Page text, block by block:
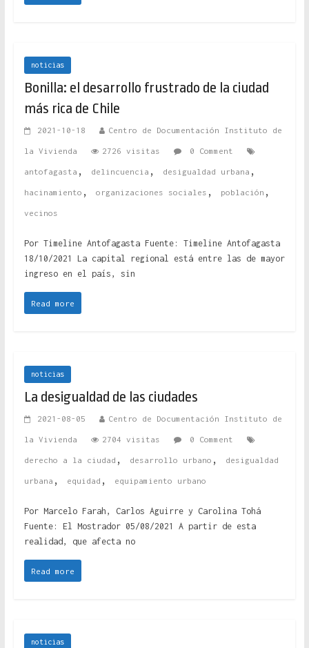
noticias
Bonilla: el desarrollo frustrado de la ciudad
más rica de Chile
2021-10-18 Centro de Documentación Instituto de
la Vivienda 2726 visitas 0 Comment
antofagasta , delincuencia , desigualdad urbana ,
hacinamiento , organizaciones sociales , población ,
vecinos
Por Timeline Antofagasta Fuente: Timeline Antofagasta
18/10/2021 La capital regional está entre las de mayor
ingreso en el país, sin
Read more
noticias
La desigualdad de las ciudades
2021-08-05 Centro de Documentación Instituto de
la Vivienda 2704 visitas 0 Comment
derecho a la ciudad , desarrollo urbano , desigualdad
urbana , equidad , equipamiento urbano
Por Marcelo Farah, Carlos Aguirre y Carolina Tohá
Fuente: El Mostrador 05/08/2021 A partir de esta
realidad, que afecta no
Read more
noticias